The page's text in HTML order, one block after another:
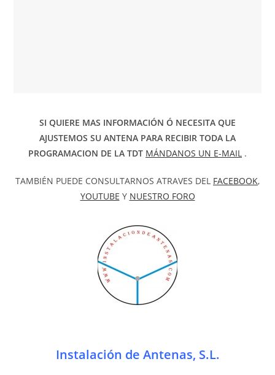
SI QUIERE MAS INFORMACIÓN Ó NECESITA QUE
AJUSTEMOS SU ANTENA PARA RECIBIR TODA LA
PROGRAMACION DE LA TDT MÁNDANOS UN E-MAIL .
TAMBIÉN PUEDE CONSULTARNOS ATRAVES DEL FACEBOOK,
YOUTUBE Y NUESTRO FORO
Instalación de Antenas, S.L.